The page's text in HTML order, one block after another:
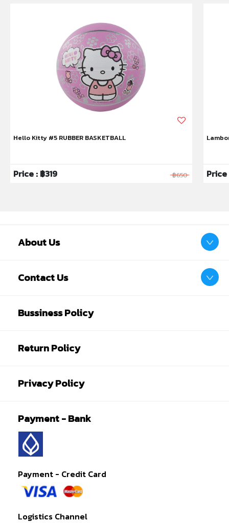
Hello Kitty #5 RUBBER BASKETBALL
Price : ฿319 ฿650
About Us
Contact Us
Bussiness Policy
Return Policy
Privacy Policy
Payment - Bank
Payment - Credit Card
Logistics Channel